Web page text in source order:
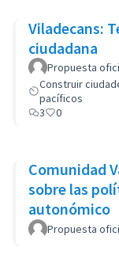
Viladecans:
ciudadana
Propuesta
Construir
pacíficos
3
0
Comunidad
sobre las
autonómico
Propuesta